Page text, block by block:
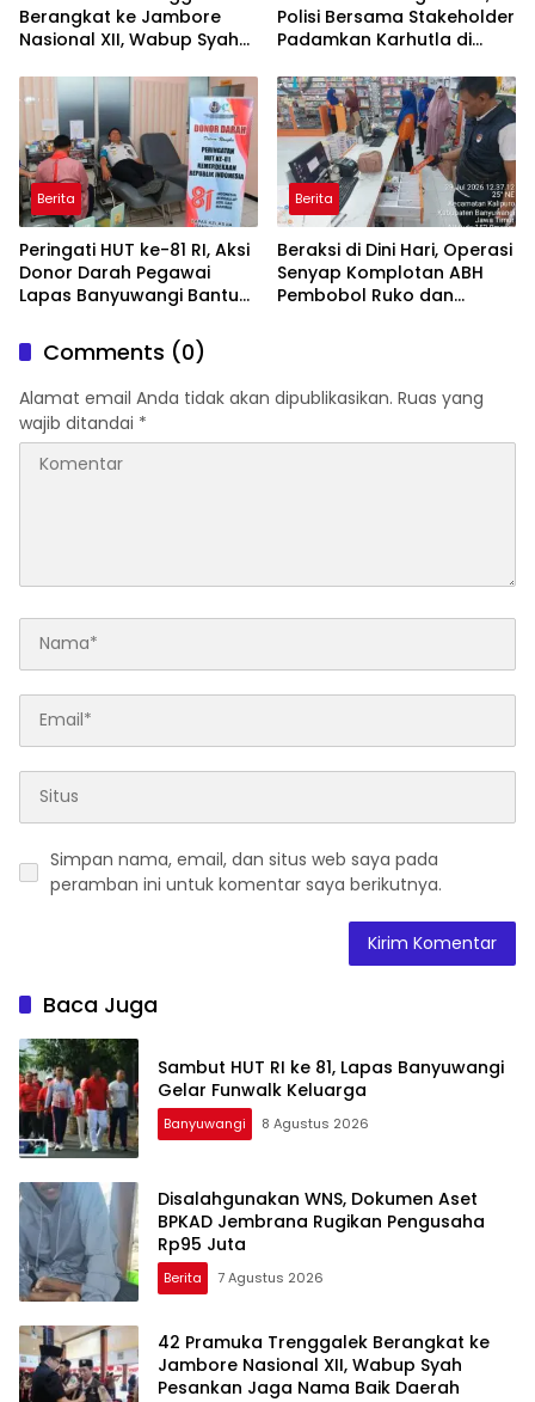
Berangkat ke Jambore
Nasional XII, Wabup Syah
Daerah
Polisi Bersama Stakeholder
Padamkan Karhutla di
Trenggalek
Berita
Peringati HUT ke-81 RI, Aksi
Donor Darah Pegawai
Lapas Banyuwangi Bantu
Berita
Beraksi di Dini Hari, Operasi
Senyap Komplotan ABH
Pembobol Ruko dan
Comments (0)
Alamat email Anda tidak akan dipublikasikan. Ruas yang
wajib ditandai *
Simpan nama, email, dan situs web saya pada
peramban ini untuk komentar saya berikutnya.
Baca Juga
Sambut HUT RI ke 81, Lapas Banyuwangi
Gelar Funwalk Keluarga
Banyuwangi 8 Agustus 2026
Disalahgunakan WNS, Dokumen Aset
BPKAD Jembrana Rugikan Pengusaha
Rp95 Juta
Berita 7 Agustus 2026
42 Pramuka Trenggalek Berangkat ke
Jambore Nasional XII, Wabup Syah
Pesankan Jaga Nama Baik Daerah